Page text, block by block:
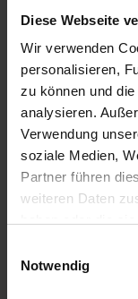
Diese Webseite
Wir verwenden
personalisieren,
zu können und
analysieren.
Verwendung
soziale Medien,
Partner führen
weiteren Daten
Notwendig